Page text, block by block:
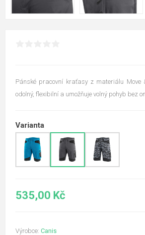
Pánské pracovní kraťasy z materiálu Move
odolný, flexibilní a umožňuje volný pohyb bez
Varianta
535,00 Kč
Výrobce: Canis